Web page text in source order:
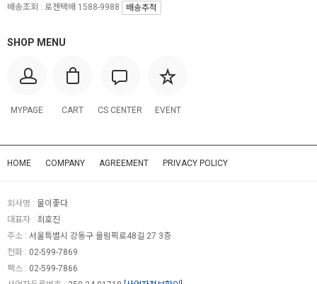
SHOP MENU
MYPAGE CART CS CENTER EVENT
배송조회 : 로젠택배 1588-9988
배송추적
HOME COMPANY AGREEMENT PRIVACY POLICY
회사명 : 물이좋다
대표자 : 최호진
주소 : 서울특별시 강동구 올림픽로48길 27 3층
전화 : 02-599-7869
팩스 : 02-599-7866